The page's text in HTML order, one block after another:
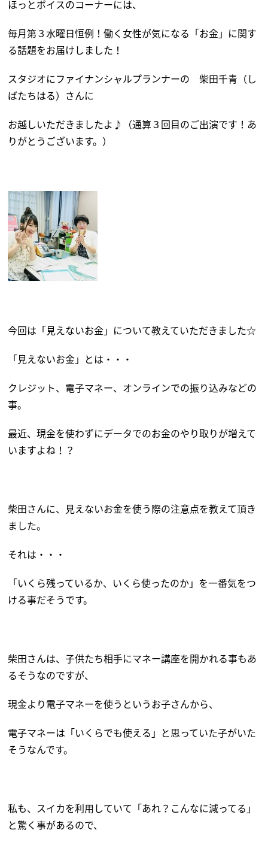
ほっとボイスのコーナーには、
毎月第３水曜日恒例！働く女性が気になる「お金」に関す
る話題をお届けしました！
スタジオにファイナンシャルプランナーの 柴田千青（し
ばたちはる）さんに
お越しいただきましたよ♪（通算３回目のご出演です！あ
りがとうございます。）
今回は「見えないお金」について教えていただきました☆
「見えないお金」とは・・・
クレジット、電子マネー、オンラインでの振り込みなどの
事。
最近、現金を使わずにデータでのお金のやり取りが増えて
いますよね！？
柴田さんに、見えないお金を使う際の注意点を教えて頂き
ました。
それは・・・
「いくら残っているか、いくら使ったのか」を一番気をつ
ける事だそうです。
柴田さんは、子供たち相手にマネー講座を開かれる事もあ
るそうなのですが、
現金より電子マネーを使うというお子さんから、
電子マネーは「いくらでも使える」と思っていた子がいた
そうなんです。
私も、スイカを利用していて「あれ？こんなに減ってる」
と驚く事があるので、